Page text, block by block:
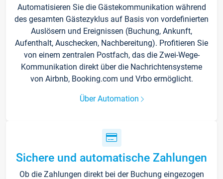
Automatisieren Sie die Gästekommunikation während
des gesamten Gästezyklus auf Basis von vordefinierten
Auslösern und Ereignissen (Buchung, Ankunft,
Aufenthalt, Auschecken, Nachbereitung). Profitieren Sie
von einem zentralen Postfach, das die Zwei-Wege-
Kommunikation direkt über die Nachrichtensysteme
von Airbnb, Booking.com und Vrbo ermöglicht.
Über Automation
Sichere und automatische Zahlungen
Ob die Zahlungen direkt bei der Buchung eingezogen